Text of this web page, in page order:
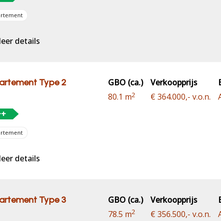
details
Type 2
GBO (ca.)
80.1 m2
Verkoopprijs
€ 364.000,- v.o.n.
details
Type 3
GBO (ca.)
78.5 m2
Verkoopprijs
€ 356.500,- v.o.n.